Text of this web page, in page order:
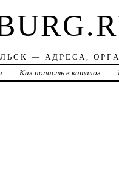
— АДРЕСА,
Как попасть в каталог